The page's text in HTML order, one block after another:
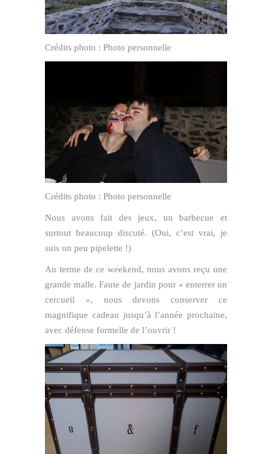
Crédits photo : Photo personnelle
Crédits photo : Photo personnelle
Nous avons fait des jeux, un barbecue et
surtout beaucoup discuté. (Oui, c’est vrai, je
suis un peu pipelette !)
Au terme de ce weekend, nous avons reçu une
grande malle. Faute de jardin pour « enterrer un
cercueil », nous devons conserver ce
magnifique cadeau jusqu’à l’année prochaine,
avec défense formelle de l’ouvrir !